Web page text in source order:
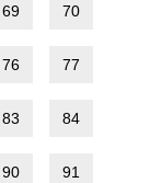
69 70
76 77
83 84
90 91